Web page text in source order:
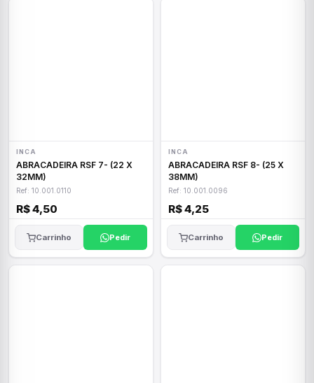
INCA
ABRACADEIRA RSF 7- (22 X
32MM)
Ref: 10.001.0110
R$ 4,50
Carrinho Pedir
INCA
ABRACADEIRA RSF 8- (25 X
38MM)
Ref: 10.001.0096
R$ 4,25
Carrinho Pedir